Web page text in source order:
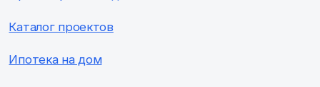
Каталог проектов
Ипотека на дом